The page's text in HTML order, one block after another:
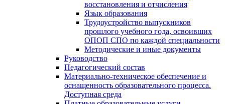
восстановления и отчисления
Язык образования
Трудоустройство выпускников
прошлого учебного года, освоивших
ОПОП СПО по каждой специальности
Методические и иные документы
Руководство
Педагогический состав
Материально-техническое обеспечение и
оснащенность образовательного процесса.
Доступная среда